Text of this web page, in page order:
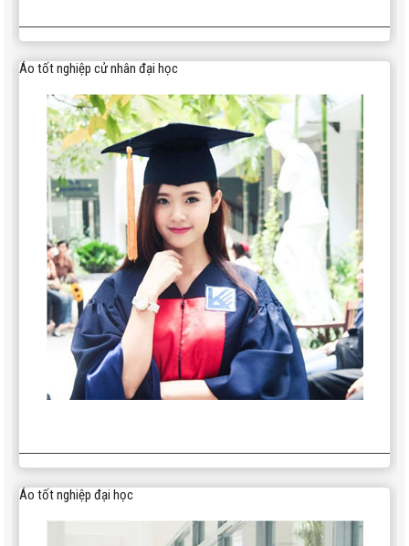
Áo tốt nghiệp cử nhân đại học
Áo tốt nghiệp đại học